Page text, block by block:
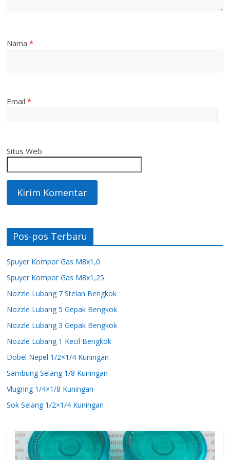
Nama*
Email*
Situs Web
Pos-pos Terbaru
Spuyer Kompor Gas M8x1,0
Spuyer Kompor Gas M8x1,25
Nozzle Lubang 7 Stelan Bengkok
Nozzle Lubang 5 Gepak Bengkok
Nozzle Lubang 3 Gepak Bengkok
Nozzle Lubang 1 Kecil Bengkok
Dobel Nepel 1/2×1/4 Kuningan
Sambung Selang 1/8 Kuningan
Vlugring 1/4×1/8 Kuningan
Sok Selang 1/2×1/4 Kuningan